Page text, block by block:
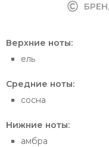
Верхние ноты:
ель
Средние ноты:
сосна
Нижние ноты:
амбра